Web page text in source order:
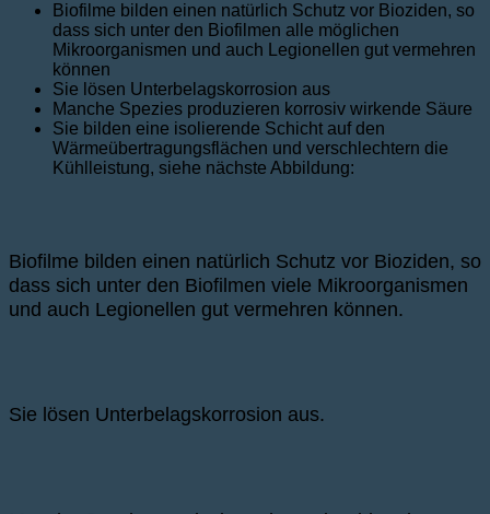
Biofilme bilden einen natürlich Schutz vor Bioziden, so
dass sich unter den Biofilmen alle möglichen
Mikroorganismen und auch Legionellen gut vermehren
können
Sie lösen Unterbelagskorrosion aus
Manche Spezies produzieren korrosiv wirkende Säure
Sie bilden eine isolierende Schicht auf den
Wärmeübertragungsflächen und verschlechtern die
Kühlleistung, siehe nächste Abbildung:
Biofilme bilden einen natürlich Schutz vor Bioziden, so
dass sich unter den Biofilmen viele Mikroorganismen
und auch Legionellen gut vermehren können.
Sie lösen Unterbelagskorrosion aus.